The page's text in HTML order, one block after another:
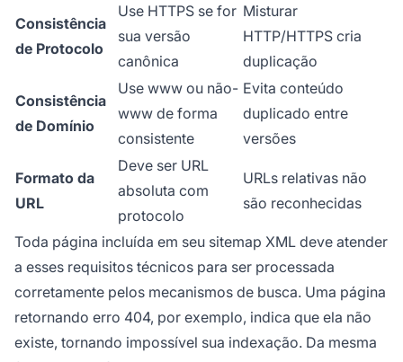
Consistência
de Protocolo
Use HTTPS se for
sua versão
canônica
Misturar
HTTP/HTTPS cria
duplicação
Consistência
de Domínio
Use www ou não-
www de forma
consistente
Evita conteúdo
duplicado entre
versões
Formato da
URL
Deve ser URL
absoluta com
protocolo
URLs relativas não
são reconhecidas
Toda página incluída em seu sitemap XML deve atender
a esses requisitos técnicos para ser processada
corretamente pelos mecanismos de busca. Uma página
retornando erro 404, por exemplo, indica que ela não
existe, tornando impossível sua indexação. Da mesma